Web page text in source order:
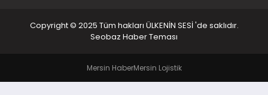
Copyright © 2025 Tüm hakları ÜLKENİN SESİ 'de saklıdır.
Seobaz Haber Teması
Mersin HaberMersin Lojistik